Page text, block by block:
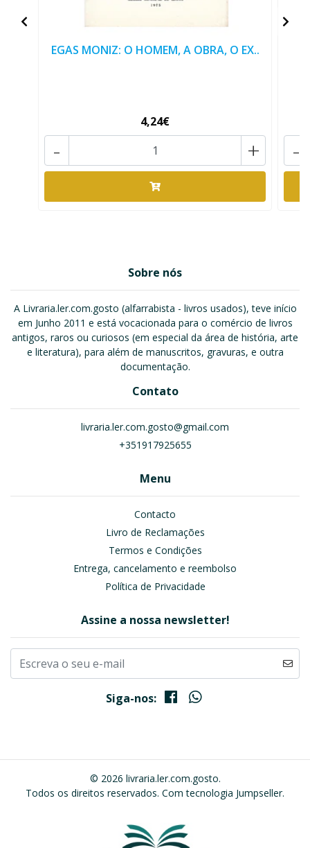
EGAS MONIZ: O HOMEM, A OBRA, O EX..
4,24€
+
- -
Sobre nós
A Livraria.ler.com.gosto (alfarrabista - livros usados), teve início
em Junho 2011 e está vocacionada para o comércio de livros
antigos, raros ou curiosos (em especial da área de história, arte
e literatura), para além de manuscritos, gravuras, e outra
documentação.
Contato
livraria.ler.com.gosto@gmail.com
+351917925655
Menu
Contacto
Livro de Reclamações
Termos e Condições
Entrega, cancelamento e reembolso
Política de Privacidade
Assine a nossa newsletter!
Siga-nos:
© 2026 livraria.ler.com.gosto.
Todos os direitos reservados. Com tecnologia Jumpseller.